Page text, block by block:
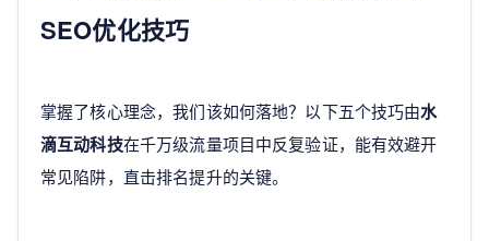
SEO优化技巧
掌握了核心理念，我们该如何落地？以下五个技巧由水
滴互动科技在千万级流量项目中反复验证，能有效避开
常见陷阱，直击排名提升的关键。